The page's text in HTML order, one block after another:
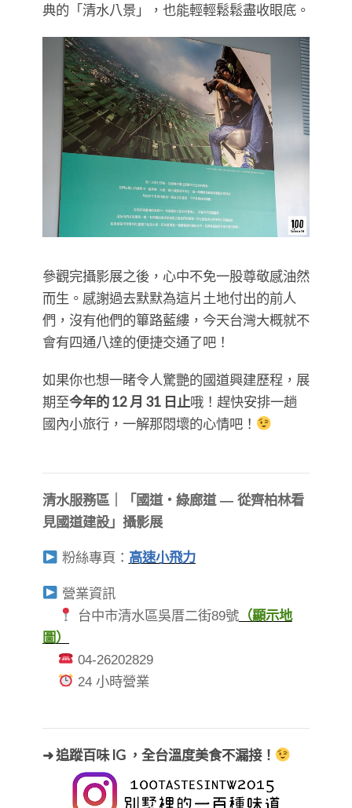
典的「清水八景」，也能輕輕鬆鬆盡收眼底。
參觀完攝影展之後，心中不免一股尊敬感油然
而生。感謝過去默默為這片土地付出的前人
們，沒有他們的篳路藍縷，今天台灣大概就不
會有四通八達的便捷交通了吧！
如果你也想一睹令人驚艷的國道興建歷程，展
期至今年的 12 月 31 日止哦！趕快安排一趟
國內小旅行，一解那悶壞的心情吧！
清水服務區｜「國道・綠廊道 — 從齊柏林看
見國道建設」攝影展
粉絲專頁： 高速小飛力
營業資訊
台中市清水區吳厝二街89號（顯示地
圖）
04-26202829
24 小時營業
➜ 追蹤百味 IG ，全台溫度美食不漏接！